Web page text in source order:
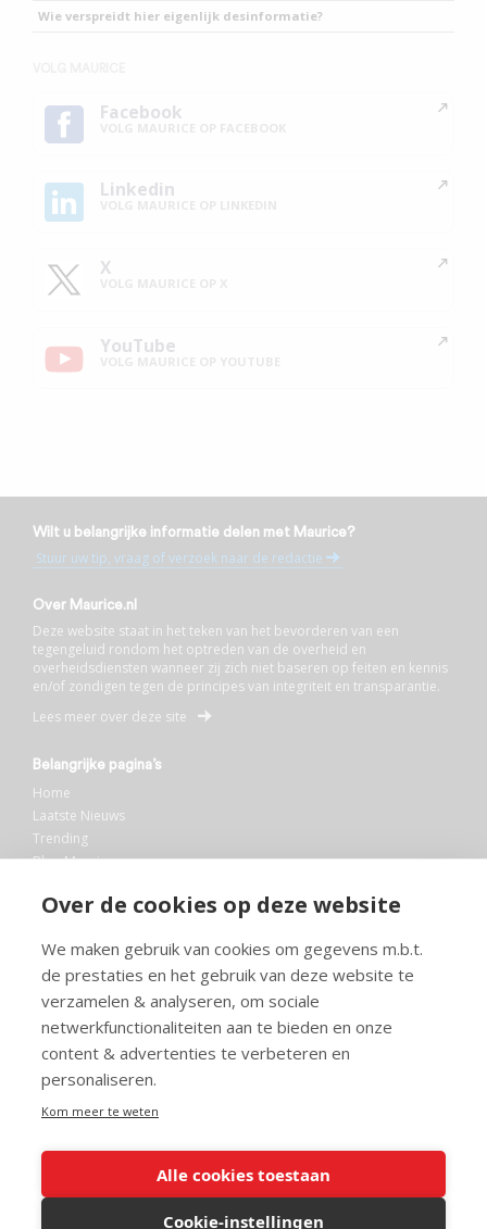
Over de cookies op deze website
We maken gebruik van cookies om gegevens m.b.t.
de prestaties en het gebruik van deze website te
verzamelen & analyseren, om sociale
netwerkfunctionaliteiten aan te bieden en onze
content & advertenties te verbeteren en
personaliseren.
Kom meer te weten
Alle cookies toestaan
Cookie-instellingen
Wie verspreidt hier eigenlijk desinformatie?
Facebook
Linkedin
X
YouTube
Wilt u belangrijke informatie delen met Maurice?
Stuur uw tip, vraag of verzoek naar de redactie
Over Maurice.nl
Deze website staat in het teken van het bevorderen van een
tegengeluid rondom het optreden van de overheid en
overheidsdiensten wanneer zij zich niet baseren op feiten en kennis
en/of zondigen tegen de principes van integriteit en transparantie.
Lees meer over deze site
Belangrijke pagina’s
Home
Laatste Nieuws
Trending
Blog Maurice
Bibliotheek
Info en service
FAQ
Doneren
Privacy
Voorwaarden
Meedoen
© 2026 Maurice.nl - Alle rechten voorbehouden. Op alle artikelen rust
copyright. Voor meer info, mail naarcontact@maurice.nl.